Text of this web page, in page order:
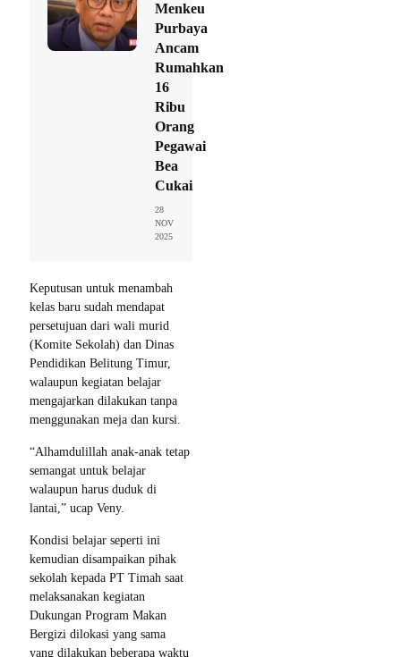
Menkeu
Purbaya
Ancam
Rumahkan
16
Ribu
Orang
Pegawai
Bea
Cukai
28
NOV
2025
Keputusan untuk menambah
kelas baru sudah mendapat
persetujuan dari wali murid
(Komite Sekolah) dan Dinas
Pendidikan Belitung Timur,
walaupun kegiatan belajar
mengajarkan dilakukan tanpa
menggunakan meja dan kursi.
“Alhamdulillah anak-anak tetap
semangat untuk belajar
walaupun harus duduk di
lantai,” ucap Veny.
Kondisi belajar seperti ini
kemudian disampaikan pihak
sekolah kepada PT Timah saat
melaksanakan kegiatan
Dukungan Program Makan
Bergizi dilokasi yang sama
yang dilakukan beberapa waktu